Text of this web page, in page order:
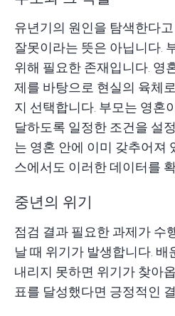
유년기의 원인을 탐색한다
잘못이라는 뜻은 아닙니다.
위해 필요한 존재입니다. 영
제를 바탕으로 현실의 육체
지 선택합니다. 부모는 영혼
달하도록 일정한 조건을 설
는 영혼 안에 이미 갖추어져
스에서도 이러한 데이터를
중년의 위기
점검 결과 필요한 과제가 수
날 때 위기가 발생합니다.
내리지 못하면 위기가 찾아
표를 달성했다면 긍정적인